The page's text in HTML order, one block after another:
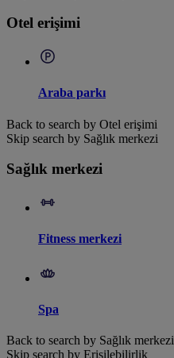
Otel erişimi
Araba parkı
Back to search by Otel erişimi
Skip search by Sağlık merkezi
Sağlık merkezi
Fitness merkezi
Spa
Back to search by Sağlık merkezi
Skip search by Erişilebilirlik